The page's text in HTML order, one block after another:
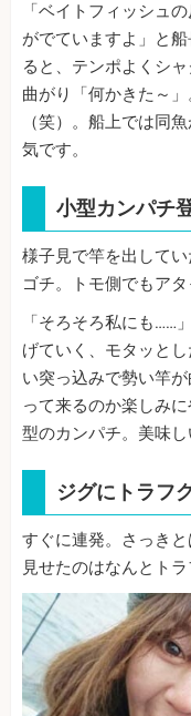
「ベイトフィッシュ
がでていますよ」と
ると、テンポよくシ
曲がり「何かきた～
（笑）。船上では同
気です。
小型カンパチ
様子見で竿を出して
ゴチ。トモ側でもアタ
「そろそろ私にも……
げていく、モタッと
い突っ込みで勢い竿
って来るのか楽しみ
型のカンパチ。美味
ジグにトラフ
すぐに連発。さっき
見せたのはなんとト